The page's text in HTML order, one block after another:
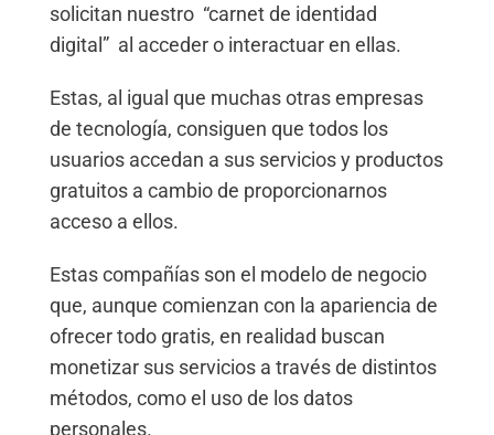
solicitan nuestro “carnet de identidad
digital” al acceder o interactuar en ellas.
Estas, al igual que muchas otras empresas
de tecnología, consiguen que todos los
usuarios accedan a sus servicios y productos
gratuitos a cambio de proporcionarnos
acceso a ellos.
Estas compañías son el modelo de negocio
que, aunque comienzan con la apariencia de
ofrecer todo gratis, en realidad buscan
monetizar sus servicios a través de distintos
métodos, como el uso de los datos
personales.